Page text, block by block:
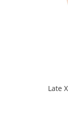
Late